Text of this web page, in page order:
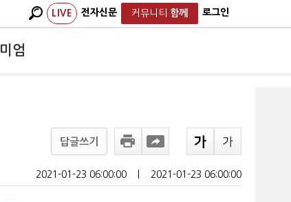
LIVE 전자신문 커뮤니티 함께 로그인
엄
답글쓰기
2021-01-23 06:00:00 2021-01-23 06:00:00